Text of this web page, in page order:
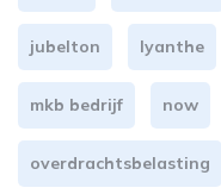
jubelton lyanthe
mkb bedrijf now
overdrachtsbelasting